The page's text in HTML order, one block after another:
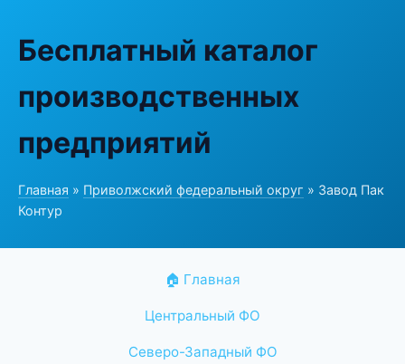
Бесплатный каталог
производственных
предприятий
Главная » Приволжский федеральный округ » Завод Пак
Контур
🏠 Главная
Центральный ФО
Северо-Западный ФО